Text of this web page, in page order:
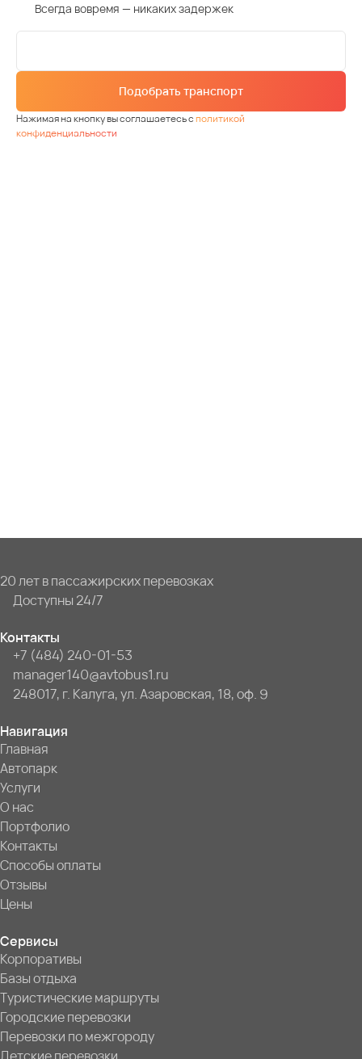
Всегда вовремя — никаких задержек
Подобрать транспорт
Нажимая на кнопку вы соглашаетесь сполитикой
конфиденциальности
20 лет в пассажирских перевозках
Доступны 24/7
Контакты
+7 (484) 240-01-53
manager140@avtobus1.ru
248017, г. Калуга, ул. Азаровская, 18, оф. 9
Навигация
Главная
Автопарк
Услуги
О нас
Портфолио
Контакты
Способы оплаты
Отзывы
Цены
Сервисы
Корпоративы
Базы отдыха
Туристические маршруты
Городские перевозки
Перевозки по межгороду